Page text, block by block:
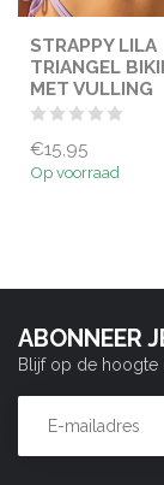
STRAPPY LILA
TRIANGEL
MET VULLING
€15,95
Op voorraad
ABONNEER
Blijf op de hoogte